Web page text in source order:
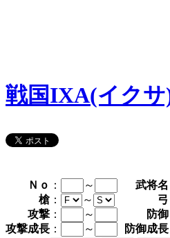
戦国IXA(イク
Ｎｏ ： ～ 武将名
槍 ： ～ 弓
攻撃 ： ～ 防御
攻撃成長 ： ～ 防御成長